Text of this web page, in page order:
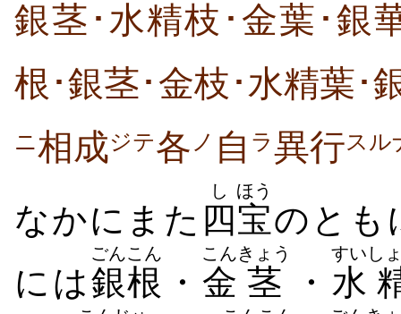
銀茎･水精枝･金葉･銀
根･銀茎･金枝･水精葉･
ニ相成ジテ各 ノ 自 ラ異行スル
なかにまた 四
し
宝
ほう
のとも
には銀
ごん
根
こん
・ 金
こん
茎
きょう
・ 水
すい し